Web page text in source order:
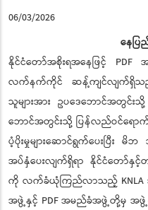
06/03/2026
နေပ
နိုင်ငံတော်အစိုးရအနေဖြင့် PDF
လက်နက်ကိုင် ဆန့်ကျင်လျက်ရှိသည့်
သူများအား ဥပဒေဘောင်အတွင်
ဘောင်အတွင်းသို့ ပြန်လည်ဝင်ရ
ပံ့ပိုးမှုများဆောင်ရွက်ပေးပြီး
အပ်နှံပေးလျက်ရှိရာ နိုင်ငံတော်နှင့်တ
ကို လက်ခံယုံကြည်လာသည့် KNLA အဖွဲ့
အဖွဲ့နှင့် PDF အမည်ခံအဖွဲ့တို့မှ အဖွဲ့